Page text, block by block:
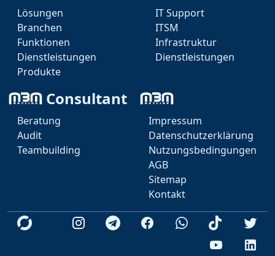
Lösung an:
Intranet
Wir bieten Ihnen
folgende Lösungen
für Streaming an:
Lösungen
Branchen
Funktionen
Dienstleistungen
Produkte
IT Support
ITSM
Infrastruktur
Dienstleistungen
Consultant
Beratung
Audit
Teambuilding
Impressum
Datenschutzerklärung
Nutzungsbedingungen
AGB
Sitemap
Kontakt